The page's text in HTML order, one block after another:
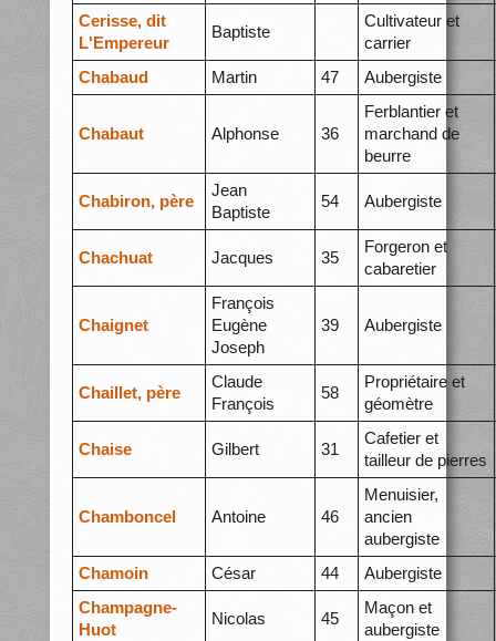
Cerisse, dit
L'Empereur
Baptiste
Cultivateur et
carrier
Chabaud
Martin 47 Aubergiste
Chabaut Alphonse 36
Ferblantier et
marchand de
beurre
Chabiron, père
Jean
Baptiste
54 Aubergiste
Chachuat Jacques 35
Forgeron et
cabaretier
Chaignet
François
Eugène
Joseph
39 Aubergiste
Chaillet, père
Claude
François
58
Propriétaire et
géomètre
Chaise Gilbert 31
Cafetier et
tailleur de pierres
Chamboncel Antoine 46
Menuisier,
ancien
aubergiste
Chamoin
César 44
Aubergiste
Champagne-
Huot
Nicolas 45
Maçon et
aubergiste